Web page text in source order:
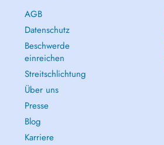
AGB
Datenschutz
Beschwerde
einreichen
Streitschlichtung
Über uns
Presse
Blog
Karriere